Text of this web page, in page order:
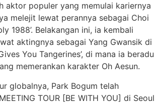
aktor populer yang memulai kariernya
melejit lewat perannya sebagai Choi
1988’. Belakangan ini, ia kembali
aktingnya sebagai Yang Gwansik di
You Tangerines’, di mana ia beradu
memerankan karakter Oh Aesun.
globalnya, Park Bogum telah
TOUR [BE WITH YOU] di Seoul